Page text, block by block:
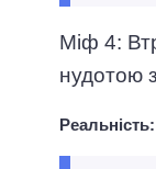
Міф 4:
нудотою
Реальність: